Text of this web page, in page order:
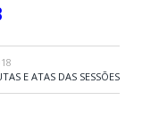
E ATAS DAS SESSÕES